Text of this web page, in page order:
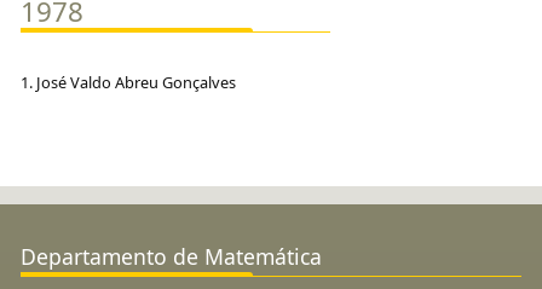
1978
1. José Valdo Abreu Gonçalves
Departamento de Matemática